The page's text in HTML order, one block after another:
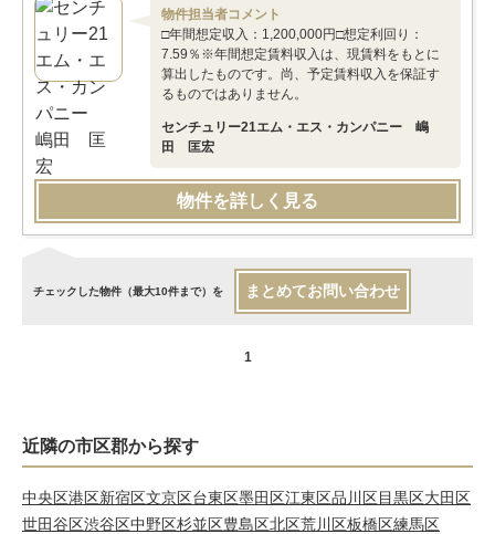
物件担当者コメント
□年間想定収入：1,200,000円□想定利回り：
7.59％※年間想定賃料収入は、現賃料をもとに
算出したものです。尚、予定賃料収入を保証す
るものではありません。
センチュリー21エム・エス・カンパニー 嶋
田 匡宏
物件を詳しく見る
チェックした物件（最大10件まで）を まとめてお問い合わせ
1
近隣の市区郡から探す
中央区港区新宿区文京区台東区墨田区江東区品川区目黒区大田区
世田谷区渋谷区中野区杉並区豊島区北区荒川区板橋区練馬区